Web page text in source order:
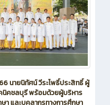
นายนิทัศน์ วีระโพธิ์ประสิทธิ์ ผู้
นิคชลบุรี พร้อมด้วยผู้บริหาร
า และบุคลากรทางการศึกษา